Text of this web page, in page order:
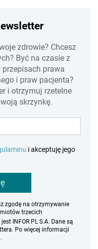
zdrowie? Chcesz
Być na czasie z
prawa
i praw pacjenta?
i otrzymuj rzetelne
skrzynkę.
i akceptuję jego
zgodę na otrzymywanie
trzecich
INFOR PL S.A. Dane są
Po więcej informacji
.